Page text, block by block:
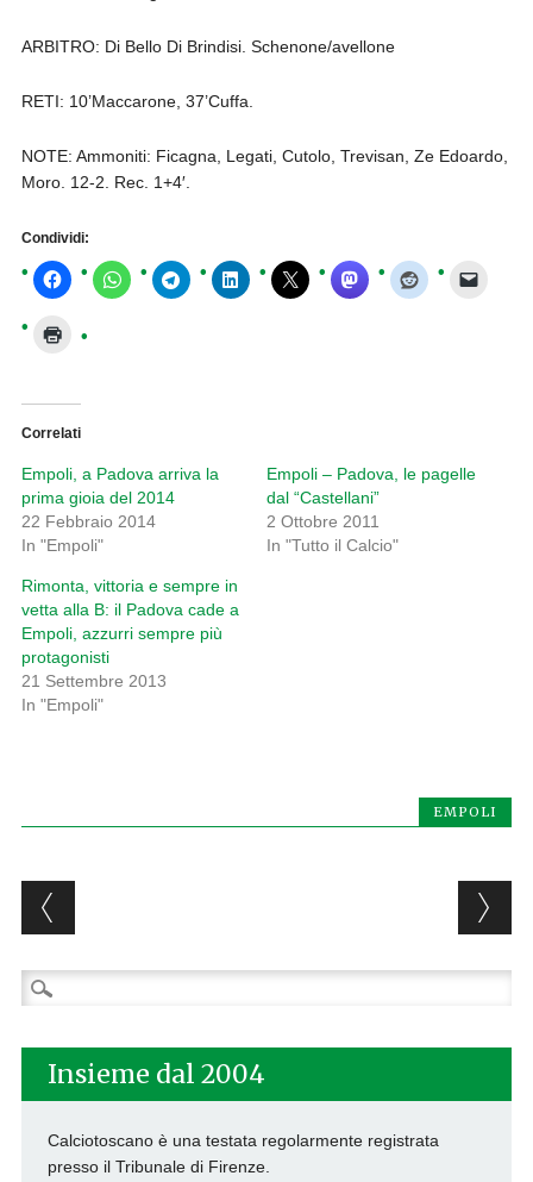
ARBITRO: Di Bello Di Brindisi. Schenone/avellone
RETI: 10’Maccarone, 37’Cuffa.
NOTE: Ammoniti: Ficagna, Legati, Cutolo, Trevisan, Ze Edoardo,
Moro. 12-2. Rec. 1+4′.
Condividi:
Correlati
Empoli, a Padova arriva la
prima gioia del 2014
22 Febbraio 2014
In "Empoli"
Empoli – Padova, le pagelle
dal “Castellani”
2 Ottobre 2011
In "Tutto il Calcio"
Rimonta, vittoria e sempre in
vetta alla B: il Padova cade a
Empoli, azzurri sempre più
protagonisti
21 Settembre 2013
In "Empoli"
EMPOLI
Post navigation
Ricerca
per:
Insieme dal 2004
Calciotoscano è una testata regolarmente registrata
presso il Tribunale di Firenze.